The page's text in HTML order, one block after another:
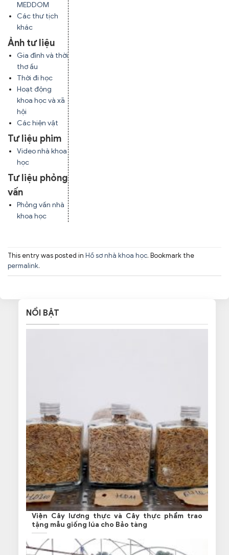
MEDDOM
Các thư tịch
khác
Ảnh tư liệu
Gia đình và thời
thơ ấu
Thời đi học
Hoạt động
khoa học và xã
hội
Các hiện vật
Tư liệu phim
Video nhà khoa
học
Tư liệu phỏng
vấn
Phỏng vấn nhà
khoa học
This entry was posted in Hồ sơ nhà khoa học. Bookmark the
permalink.
NỔI BẬT
Viện Cây lương thực và Cây thực phẩm trao
tặng mẫu giống lúa cho Bảo tàng